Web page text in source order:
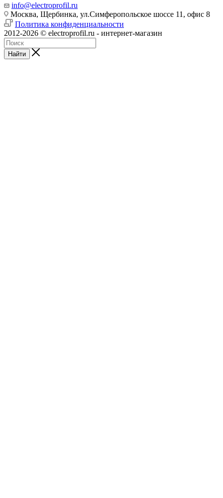
info@electroprofil.ru
Москва, Щербинка, ул.Симферопольское шоссе 11, офис 8
Политика конфиденциальности
2012-2026 © electroprofil.ru - интернет-магазин
Найти